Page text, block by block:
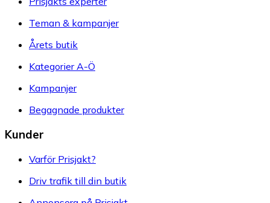
Teman & kampanjer
Årets butik
Kategorier A-Ö
Kampanjer
Begagnade produkter
Kunder
Varför Prisjakt?
Driv trafik till din butik